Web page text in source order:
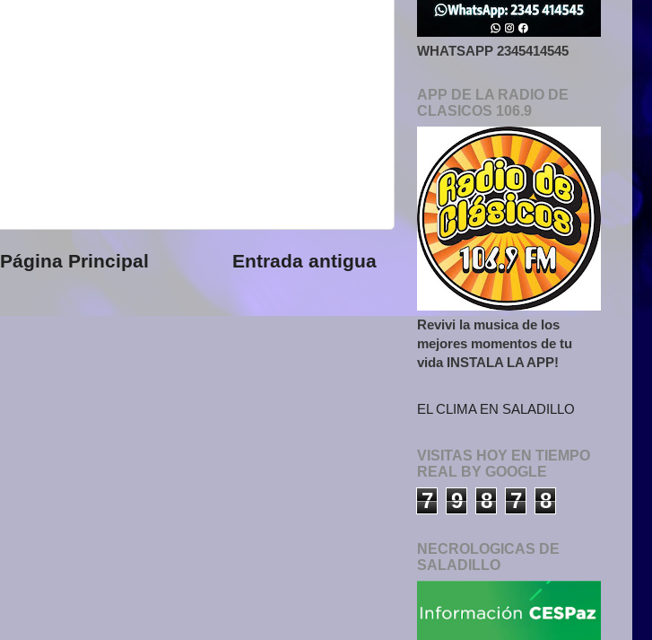
Entrada antigua
Página Principal
WHATSAPP 2345414545
APP DE LA RADIO DE
CLASICOS 106.9
Revivi la musica de los
mejores momentos de tu
vida INSTALA LA APP!
EL CLIMA EN SALADILLO
VISITAS HOY EN TIEMPO
REAL BY GOOGLE
7 9 8 7 8
NECROLOGICAS DE
SALADILLO